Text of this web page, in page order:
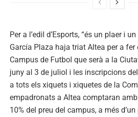
Per a l’edil d’Esports, “és un plaer i
García Plaza haja triat Altea per a fer
Campus de Futbol que serà a la
juny al 3 de juliol i les inscripcions
a tots els xiquets i xiquetes de la
empadronats a Altea comptaran
10% del preu del campus, a més d’un